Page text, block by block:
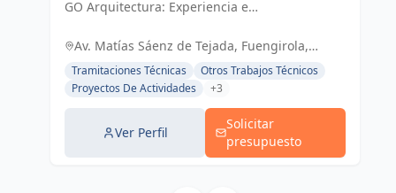
GO Arquitectura: Experiencia e
y gestiones urbanísticas. Con
Seriedad, Confianza, Rapidez y
Economía como pilares, ofrecemos
soluciones...
Av. Matías Sáenz de Tejada, Fuengirola,
España, España
Tramitaciones Técnicas
Otros Trabajos Técnicos
Proyectos De Actividades
+3
Ver Perfil
Solicitar
presupuesto